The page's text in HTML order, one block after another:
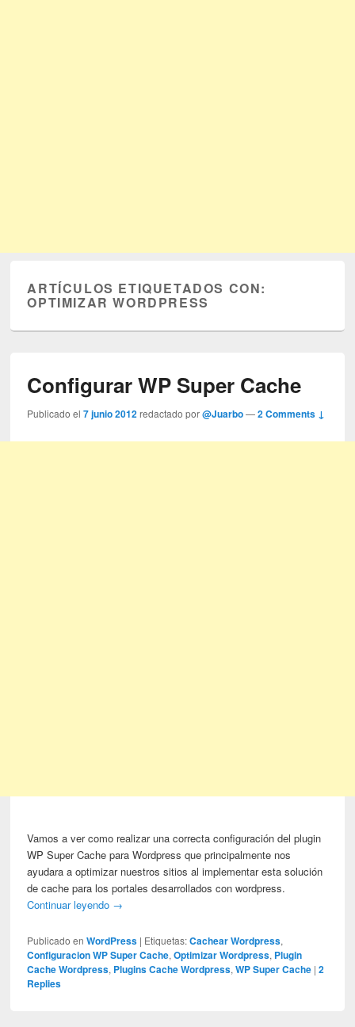
ARTÍCULOS ETIQUETADOS CON:
OPTIMIZAR WORDPRESS
Configurar WP Super Cache
Publicado el7 junio 2012 redactado por@Juarbo —2 Comments ↓
Vamos a ver como realizar una correcta configuración del plugin
WP Super Cache para Wordpress que principalmente nos
ayudara a optimizar nuestros sitios al implementar esta solución
de cache para los portales desarrollados con wordpress.
Continuar leyendo →
Publicado en WordPress | Etiquetas: Cachear Wordpress,
Configuracion WP Super Cache,Optimizar Wordpress, Plugin
Cache Wordpress, Plugins Cache Wordpress,WP Super Cache |2
Replies